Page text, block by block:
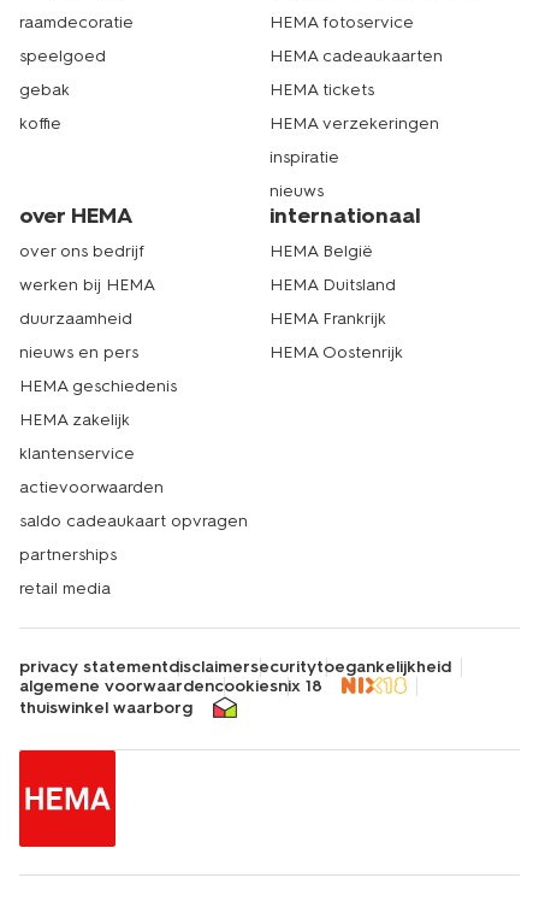
raamdecoratie
speelgoed
gebak
koffie
HEMA fotoservice
HEMA cadeaukaarten
HEMA tickets
HEMA verzekeringen
inspiratie
nieuws
over HEMA
over ons bedrijf
werken bij HEMA
duurzaamheid
nieuws en pers
HEMA geschiedenis
HEMA zakelijk
klantenservice
actievoorwaarden
saldo cadeaukaart opvragen
partnerships
retail media
internationaal
HEMA België
HEMA Duitsland
HEMA Frankrijk
HEMA Oostenrijk
privacy statementdisclaimersecuritytoegankelijkheid
algemene voorwaardencookiesnix 18
thuiswinkel waarborg